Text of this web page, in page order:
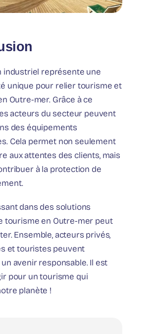
industriel représente une
unique pour relier tourisme et
Outre-mer. Grâce à ce
acteurs du secteur peuvent
des équipements
Cela permet non seulement
aux attentes des clients, mais
à la protection de
dans des solutions
tourisme en Outre-mer peut
Ensemble, acteurs privés,
et touristes peuvent
avenir responsable. Il est
pour un tourisme qui
planète !